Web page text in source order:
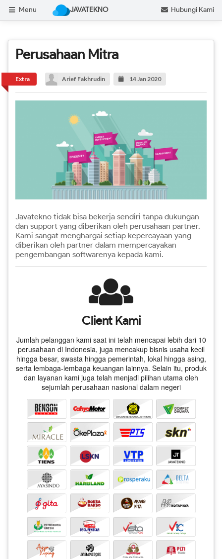
Menu JAVATEKNO Hubungi Kami
Perusahaan Mitra
Extra Arief Fakhrudin 14 Jan 2020
Javatekno tidak bisa bekerja sendiri tanpa dukungan
dan support yang diberikan oleh perusahaan partner.
Kami sangat menghargai setiap kepercayaan yang
diberikan oleh partner dalam mempercayakan
pengembangan softwarenya kepada kami.
Client Kami
Jumlah pelanggan kami saat ini telah mencapai lebih dari 10
perusahaan di Indonesia, juga mencakup bisnis usaha kecil
hingga besar, swasta hingga pemerintah, lokal hingga asing,
serta lembaga-lembaga keuangan lainnya. Selain itu, produk
dan layanan kami juga telah menjadi pilihan utama oleh
sejumlah perusahaan nasional dalam negeri